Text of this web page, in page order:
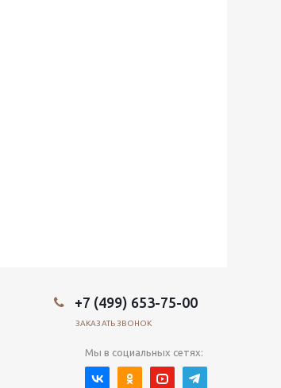
+7 (499) 653-75-00
ЗАКАЗАТЬ ЗВОНОК
Мы в социальных сетях: